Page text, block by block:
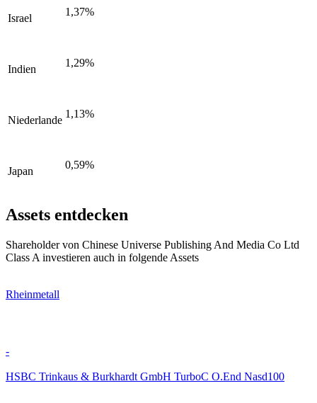
Israel
1,37%
Indien
1,29%
Niederlande
1,13%
Japan
0,59%
Assets entdecken
Shareholder von Chinese Universe Publishing And Media Co Ltd
Class A investieren auch in folgende Assets
Rheinmetall
-
HSBC Trinkaus & Burkhardt GmbH TurboC O.End Nasd100